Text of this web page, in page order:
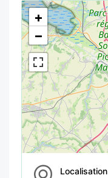
<!---->
+
−
Localisation